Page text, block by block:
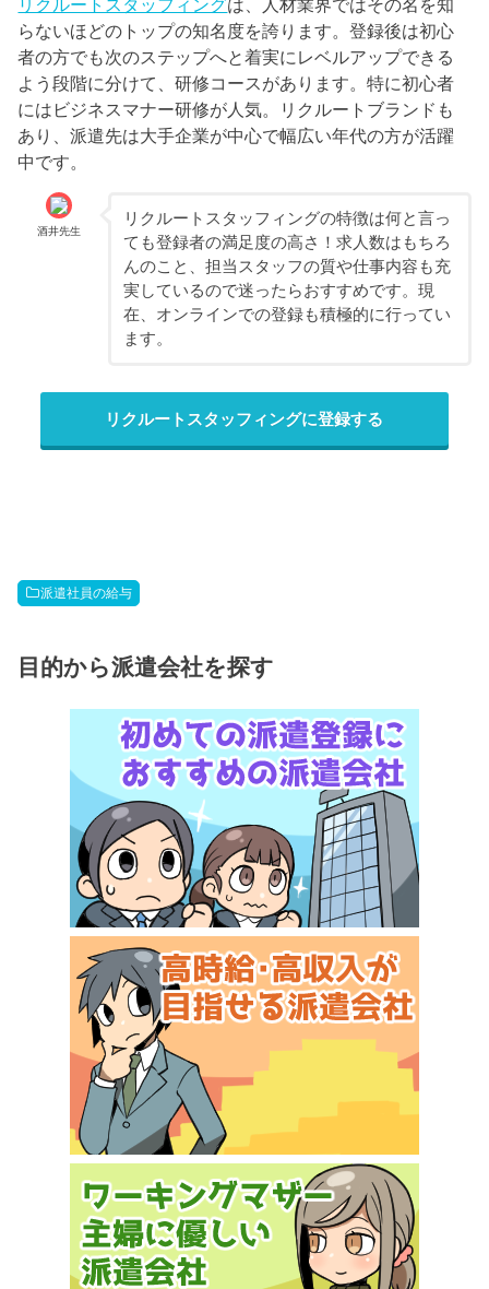
リクルートスタッフィングは、人材業界ではその名を知
らないほどのトップの知名度を誇ります。登録後は初心
者の方でも次のステップへと着実にレベルアップできる
よう段階に分けて、研修コースがあります。特に初心者
にはビジネスマナー研修が人気。リクルートブランドも
あり、派遣先は大手企業が中心で幅広い年代の方が活躍
中です。
酒井先生
リクルートスタッフィングの特徴は何と言っ
ても登録者の満足度の高さ！求人数はもちろ
んのこと、担当スタッフの質や仕事内容も充
実しているので迷ったらおすすめです。現
在、オンラインでの登録も積極的に行ってい
ます。
リクルートスタッフィングに登録する
派遣社員の給与
目的から派遣会社を探す